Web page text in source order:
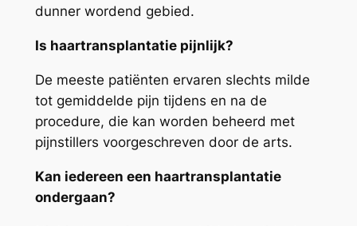
dunner wordend gebied.
Is haartransplantatie pijnlijk?
De meeste patiënten ervaren slechts milde
tot gemiddelde pijn tijdens en na de
procedure, die kan worden beheerd met
pijnstillers voorgeschreven door de arts.
Kan iedereen een haartransplantatie
ondergaan?